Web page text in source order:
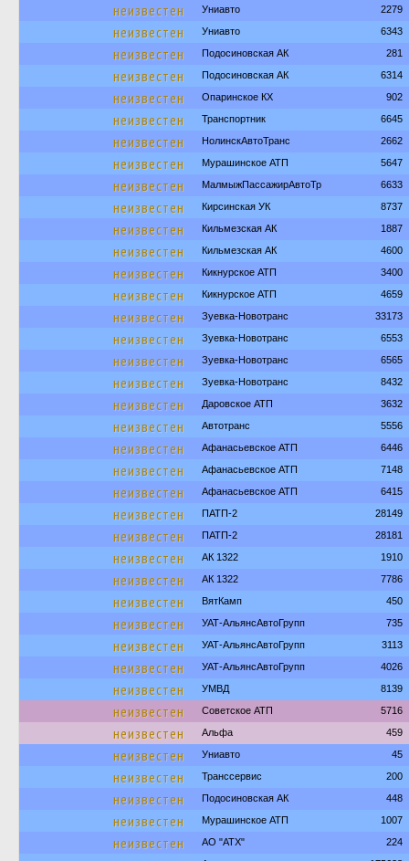
неизвестен Униавто 2279
неизвестен Униавто 6343
неизвестен Подосиновская АК 281
неизвестен Подосиновская АК 6314
неизвестен Опаринское КХ 902
неизвестен Транспортник 6645
неизвестен НолинскАвтоТранс 2662
неизвестен Мурашинское АТП 5647
неизвестен МалмыжПассажирАвтоТр 6633
неизвестен Кирсинская УК 8737
неизвестен Кильмезская АК 1887
неизвестен Кильмезская АК 4600
неизвестен Кикнурское АТП 3400
неизвестен Кикнурское АТП 4659
неизвестен Зуевка-Новотранс 33173
неизвестен Зуевка-Новотранс 6553
неизвестен Зуевка-Новотранс 6565
неизвестен Зуевка-Новотранс 8432
неизвестен Даровское АТП 3632
неизвестен Автотранс 5556
неизвестен Афанасьевское АТП 6446
неизвестен Афанасьевское АТП 7148
неизвестен Афанасьевское АТП 6415
неизвестен ПАТП-2 28149
неизвестен ПАТП-2 28181
неизвестен АК 1322 1910
неизвестен АК 1322 7786
неизвестен ВятКамп 450
неизвестен УАТ-АльянсАвтоГрупп 735
неизвестен УАТ-АльянсАвтоГрупп 3113
неизвестен УАТ-АльянсАвтоГрупп 4026
неизвестен УМВД 8139
неизвестен Советское АТП 5716
неизвестен Альфа 459
неизвестен Униавто 45
неизвестен Транссервис 200
неизвестен Подосиновская АК 448
неизвестен Мурашинское АТП 1007
неизвестен АО "АТХ" 224